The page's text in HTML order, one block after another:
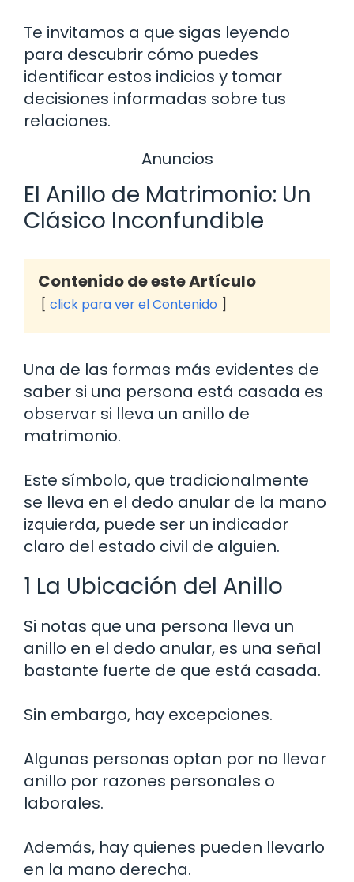
Te invitamos a que sigas leyendo
para descubrir cómo puedes
identificar estos indicios y tomar
decisiones informadas sobre tus
relaciones.
Anuncios
El Anillo de Matrimonio: Un
Clásico Inconfundible
Contenido de este Artículo
click para ver el Contenido
Una de las formas más evidentes de
saber si una persona está casada es
observar si lleva un anillo de
matrimonio.
Este símbolo, que tradicionalmente
se lleva en el dedo anular de la mano
izquierda, puede ser un indicador
claro del estado civil de alguien.
1 La Ubicación del Anillo
Si notas que una persona lleva un
anillo en el dedo anular, es una señal
bastante fuerte de que está casada.
Sin embargo, hay excepciones.
Algunas personas optan por no llevar
anillo por razones personales o
laborales.
Además, hay quienes pueden llevarlo
en la mano derecha.